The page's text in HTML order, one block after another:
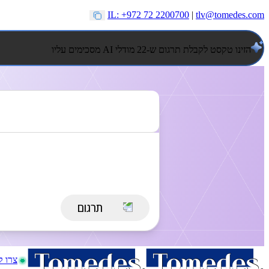
IL: +972 72 2200700 | tlv@tomedes.com
הזינו טקסט לקבלת תרגום ש-22 מודלי AI מסכימים עליו
צרו